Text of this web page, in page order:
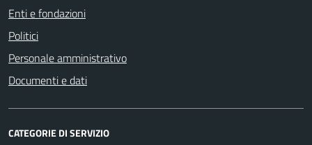
Enti e fondazioni
Politici
Personale amministrativo
Documenti e dati
CATEGORIE DI SERVIZIO